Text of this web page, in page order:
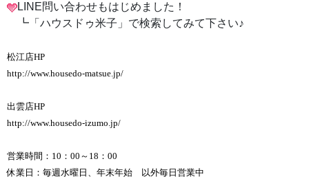
LINE問い合わせもはじめました！
┗「ハウスドゥ米子」で検索してみて下さい♪
松江店HP
http://www.housedo-matsue.jp/
出雲店HP
http://www.housedo-izumo.jp/
営業時間：10：00～18：00
休業日：毎週水曜日、年末年始 以外毎日営業中